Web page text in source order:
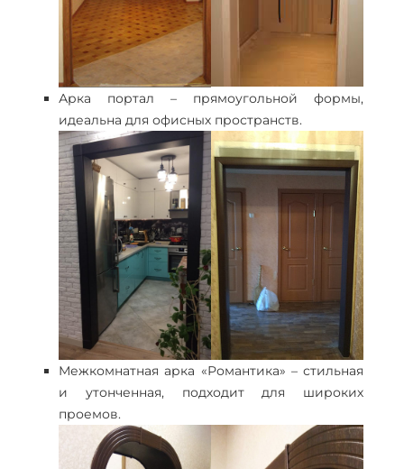
Арка портал – прямоугольной формы,
идеальна для офисных пространств.
Межкомнатная арка «Романтика» – стильная
и утонченная, подходит для широких
проемов.